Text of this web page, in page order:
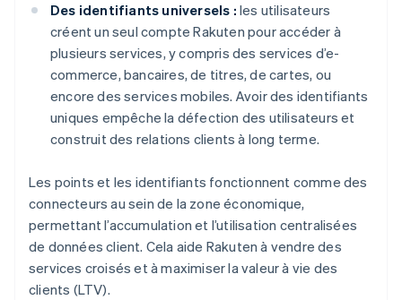
Des identifiants universels : les utilisateurs
créent un seul compte Rakuten pour accéder à
plusieurs services, y compris des services d’e-
commerce, bancaires, de titres, de cartes, ou
encore des services mobiles. Avoir des identifiants
uniques empêche la défection des utilisateurs et
construit des relations clients à long terme.
Les points et les identifiants fonctionnent comme des
connecteurs au sein de la zone économique,
permettant l’accumulation et l’utilisation centralisées
de données client. Cela aide Rakuten à vendre des
services croisés et à maximiser la valeur à vie des
clients (LTV).